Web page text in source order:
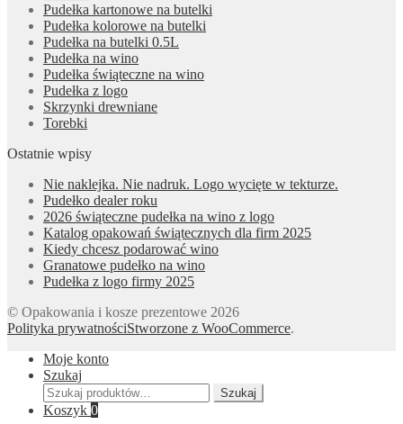
Pudełka kartonowe na butelki
Pudełka kolorowe na butelki
Pudełka na butelki 0.5L
Pudełka na wino
Pudełka świąteczne na wino
Pudełka z logo
Skrzynki drewniane
Torebki
Ostatnie wpisy
Nie naklejka. Nie nadruk. Logo wycięte w tekturze.
Pudełko dealer roku
2026 świąteczne pudełka na wino z logo
Katalog opakowań świątecznych dla firm 2025
Kiedy chcesz podarować wino
Granatowe pudełko na wino
Pudełka z logo firmy 2025
© Opakowania i kosze prezentowe 2026
Polityka prywatnościStworzone z WooCommerce.
Moje konto
Szukaj
Szukaj:
Szukaj
Koszyk 0